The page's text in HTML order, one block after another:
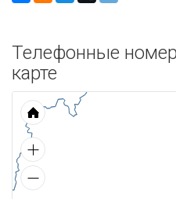
Телефонные
карте